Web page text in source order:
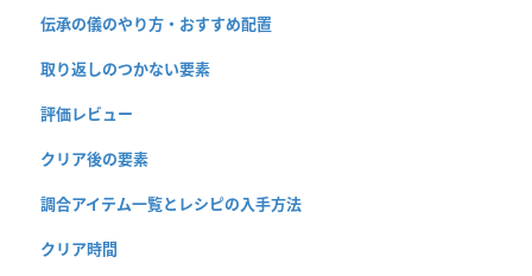
伝承の儀のやり方・おすすめ配置
取り返しのつかない要素
評価レビュー
クリア後の要素
調合アイテム一覧とレシピの入手方法
クリア時間